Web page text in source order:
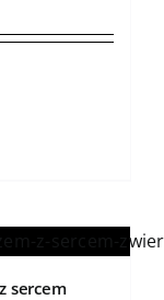
sercem